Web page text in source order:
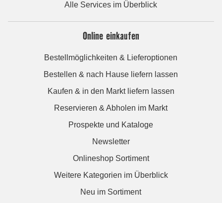
Alle Services im Überblick
Online einkaufen
Bestellmöglichkeiten & Lieferoptionen
Bestellen & nach Hause liefern lassen
Kaufen & in den Markt liefern lassen
Reservieren & Abholen im Markt
Prospekte und Kataloge
Newsletter
Onlineshop Sortiment
Weitere Kategorien im Überblick
Neu im Sortiment